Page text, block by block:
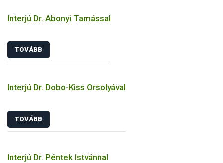
Interjú Dr. Abonyi Tamással
TOVÁBB
Interjú Dr. Dobo-Kiss Orsolyával
TOVÁBB
Interjú Dr. Péntek Istvánnal